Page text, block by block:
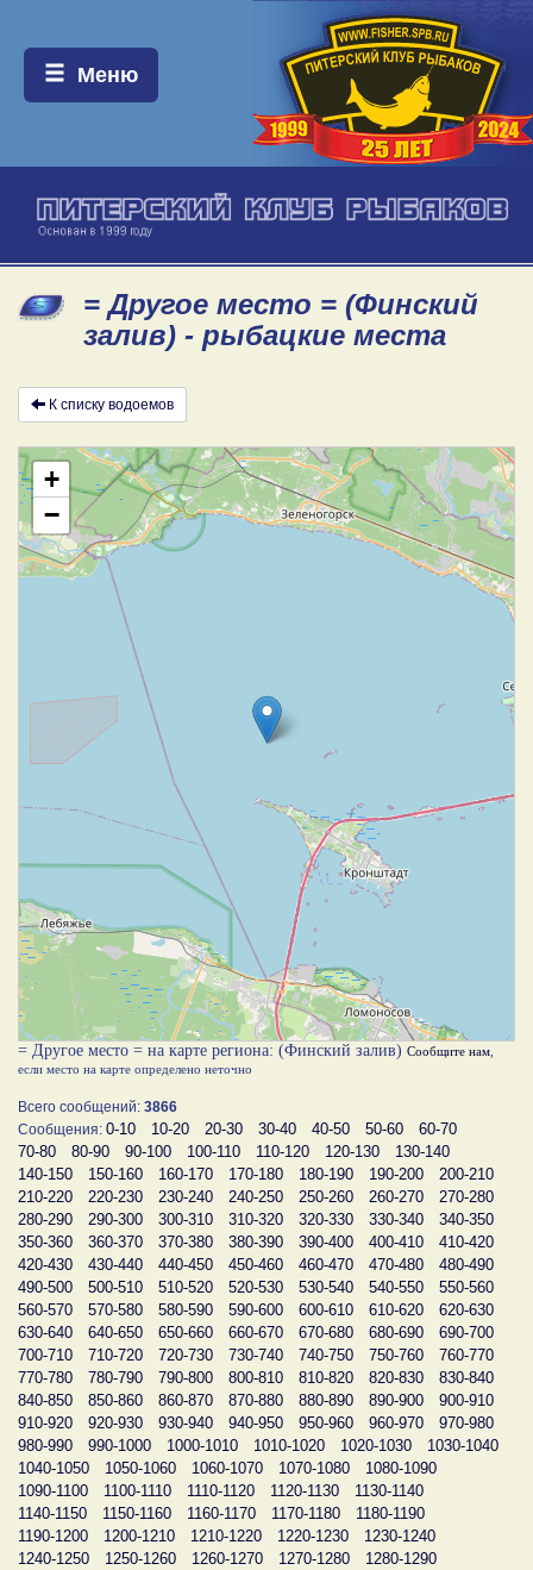
Меню:
Меню
= Другое место = (Финский
залив) - рыбацкие места
К списку водоемов
+
−
= Другое место = на карте региона: (Финский залив) Сообщите нам
если место на карте определено неточно
Всего сообщений: 3866
Сообщения: 0-10 10-20 20-30 30-40 40-50 50-60
60-70
70-80
80-90 90-100 100-110 110-120 120-130
130-140
140-150
150-160 160-170 170-180 180-190 190-200
200-210
210-220
220-230 230-240 240-250 250-260 260-270
270-280
280-290
290-300 300-310 310-320 320-330 330-340
340-350
350-360
360-370 370-380 380-390 390-400 400-410
410-420
420-430
430-440 440-450 450-460 460-470 470-480
480-490
490-500
500-510 510-520 520-530 530-540 540-550
550-560
560-570
570-580 580-590 590-600 600-610 610-620
620-630
630-640
640-650 650-660 660-670 670-680 680-690
690-700
700-710
710-720 720-730 730-740 740-750 750-760
760-770
770-780
780-790 790-800 800-810 810-820 820-830
830-840
840-850
850-860 860-870 870-880 880-890 890-900
900-910
910-920
920-930 930-940 940-950 950-960 960-970
970-980
980-990
990-1000 1000-1010 1010-1020 1020-1030
1030-1040
1040-1050
1050-1060 1060-1070 1070-1080
1080-1090
1090-1100
1100-1110 1110-1120 1120-1130
1130-1140
1140-1150
1150-1160 1160-1170 1170-1180
1180-1190
1190-1200
1200-1210 1210-1220 1220-1230
1230-1240
1240-1250
1250-1260 1260-1270 1270-1280
1280-1290